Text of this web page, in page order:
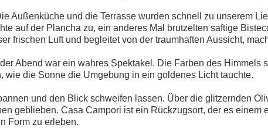
Außenküche und die Terrasse wurden schnell zu unserem
auf der Plancha zu, ein anderes Mal brutzelten saftige
frischen Luft und begleitet von der traumhaften Aussicht,
Abend war ein wahres Spektakel. Die Farben des Himmels
die Sonne die Umgebung in ein goldenes Licht tauchte.
und den Blick schweifen lassen. Über die glitzernden
geblieben. Casa Campori ist ein Rückzugsort, der es einem
Form zu erleben.